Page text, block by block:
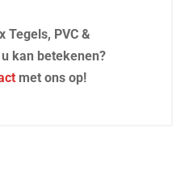
Tegels, PVC &
kan betekenen?
met ons op!